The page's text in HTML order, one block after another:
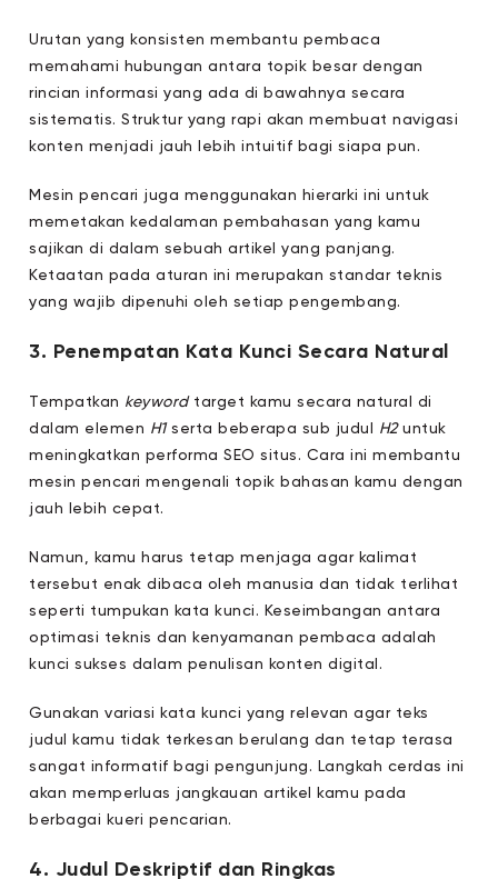
Urutan yang konsisten membantu pembaca
memahami hubungan antara topik besar dengan
rincian informasi yang ada di bawahnya secara
sistematis. Struktur yang rapi akan membuat navigasi
konten menjadi jauh lebih intuitif bagi siapa pun.
Mesin pencari juga menggunakan hierarki ini untuk
memetakan kedalaman pembahasan yang kamu
sajikan di dalam sebuah artikel yang panjang.
Ketaatan pada aturan ini merupakan standar teknis
yang wajib dipenuhi oleh setiap pengembang.
3. Penempatan Kata Kunci Secara Natural
Tempatkan keywordtarget kamu secara natural di
dalam elemen H1serta beberapa sub judul H2untuk
meningkatkan performa SEO situs. Cara ini membantu
mesin pencari mengenali topik bahasan kamu dengan
jauh lebih cepat.
Namun, kamu harus tetap menjaga agar kalimat
tersebut enak dibaca oleh manusia dan tidak terlihat
seperti tumpukan kata kunci. Keseimbangan antara
optimasi teknis dan kenyamanan pembaca adalah
kunci sukses dalam penulisan konten digital.
Gunakan variasi kata kunci yang relevan agar teks
judul kamu tidak terkesan berulang dan tetap terasa
sangat informatif bagi pengunjung. Langkah cerdas ini
akan memperluas jangkauan artikel kamu pada
berbagai kueri pencarian.
4. Judul Deskriptif dan Ringkas